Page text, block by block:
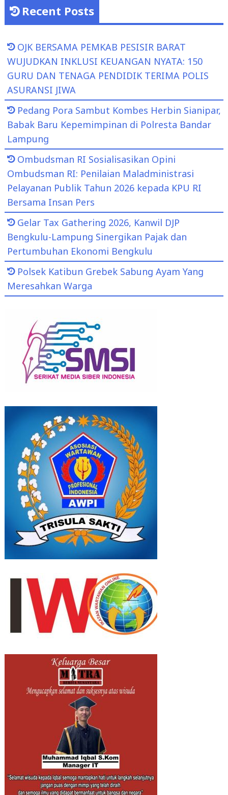
Recent Posts
OJK BERSAMA PEMKAB PESISIR BARAT
WUJUDKAN INKLUSI KEUANGAN NYATA: 150
GURU DAN TENAGA PENDIDIK TERIMA POLIS
ASURANSI JIWA
Pedang Pora Sambut Kombes Herbin Sianipar,
Babak Baru Kepemimpinan di Polresta Bandar
Lampung
Ombudsman RI Sosialisasikan Opini
Ombudsman RI: Penilaian Maladministrasi
Pelayanan Publik Tahun 2026 kepada KPU RI
Bersama Insan Pers
Gelar Tax Gathering 2026, Kanwil DJP
Bengkulu-Lampung Sinergikan Pajak dan
Pertumbuhan Ekonomi Bengkulu
Polsek Katibun Grebek Sabung Ayam Yang
Meresahkan Warga